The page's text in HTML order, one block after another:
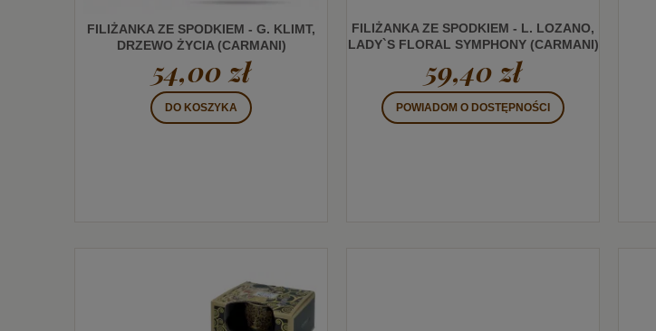
FILIŻANKA ZE SPODKIEM - G. KLIMT,
DRZEWO ŻYCIA (CARMANI)
54,00 zł
DO KOSZYKA
FILIŻANKA ZE SPODKIEM - L. LOZANO,
LADY`S FLORAL SYMPHONY (CARMANI)
59,40 zł
POWIADOM O DOSTĘPNOŚCI